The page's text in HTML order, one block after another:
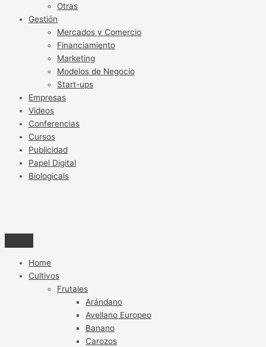
Otras
Gestión
Mercados y Comercio
Financiamiento
Marketing
Modelos de Negocio
Start-ups
Empresas
Videos
Conferencias
Cursos
Publicidad
Papel Digital
Biologicals
Home
Cultivos
Frutales
Arándano
Avellano Europeo
Banano
Carozos